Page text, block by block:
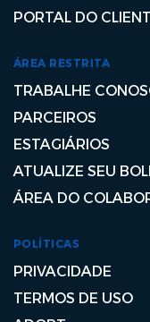
PORTAL DO
ÁREA RESTRITA
TRABALHE
PARCEIROS
ESTAGIÁRIOS
ATUALIZE SEU
ÁREA DO
POLÍTICAS
PRIVACIDADE
TERMOS DE USO